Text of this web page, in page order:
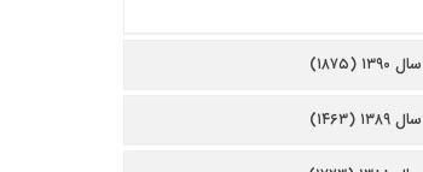
سال ۱۳۹۰ (۱۸۷۵)
سال ۱۳۸۹ (۱۴۶۳)